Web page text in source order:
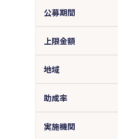
公募期間
上限金額
地域
助成率
実施機関